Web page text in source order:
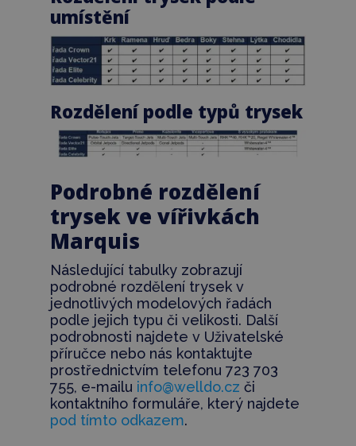
umístění
Rozdělení podle typů trysek
Podrobné rozdělení
trysek ve vířivkách
Marquis
Následující tabulky zobrazují
podrobné rozdělení trysek v
jednotlivých modelových řadách
podle jejich typu či velikosti. Další
podrobnosti najdete v Uživatelské
příručce nebo nás kontaktujte
prostřednictvím telefonu 723 703
755, e-mailu info@welldo.cz či
kontaktního formuláře, který najdete
pod tímto odkazem.